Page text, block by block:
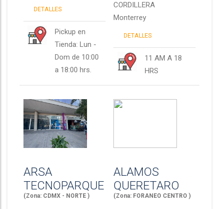
DETALLES
Pickup en
Tienda: Lun -
Dom de 10:00
a 18:00 hrs.
CORDILLERA
Monterrey
DETALLES
11 AM A 18
HRS
ARSA
TECNOPARQUE
(Zona: CDMX - NORTE )
ALAMOS
QUERETARO
(Zona: FORANEO CENTRO )